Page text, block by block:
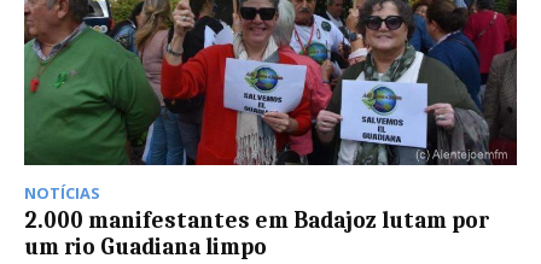
NOTÍCIAS
2.000 manifestantes em Badajoz lutam por
um rio Guadiana limpo